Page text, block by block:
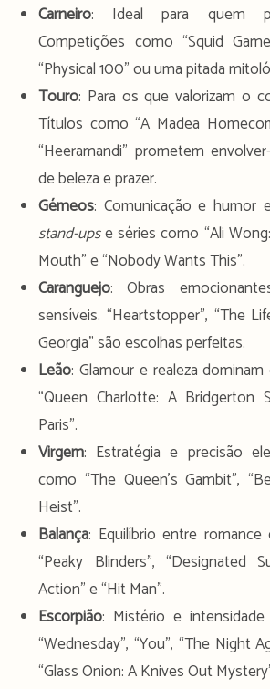
Carneiro: Ideal para quem
Competições como “Squid
“Physical 100” ou uma pitada
Touro: Para os que valorizam o
Títulos como “A Madea
“Heeramandi” prometem
de beleza e prazer.
Gémeos: Comunicação e humor
stand-upse séries como “Ali
Mouth” e “Nobody Wants This”.
Caranguejo: Obras
sensíveis. “Heartstopper”, “The
Georgia” são escolhas perfeitas.
Leão: Glamour e realeza dominam
“Queen Charlotte: A Bridgerton
Paris”.
Virgem: Estratégia e precisão
como “The Queen’s Gambit”,
Heist”.
Balança: Equilíbrio entre romance
“Peaky Blinders”, “Designated
Action” e “Hit Man”.
Escorpião: Mistério e
“Wednesday”, “You”, “The Night
“Glass Onion: A Knives Out